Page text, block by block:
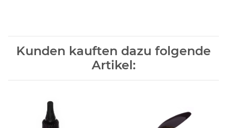
Kunden kauften dazu folgende
Artikel: